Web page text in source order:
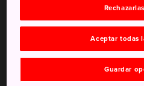
Datos breves
En el templo Ryosenji, el
el shogunato japonés
Amistad y Comercio en 1858
Aceptar todas
Guardar